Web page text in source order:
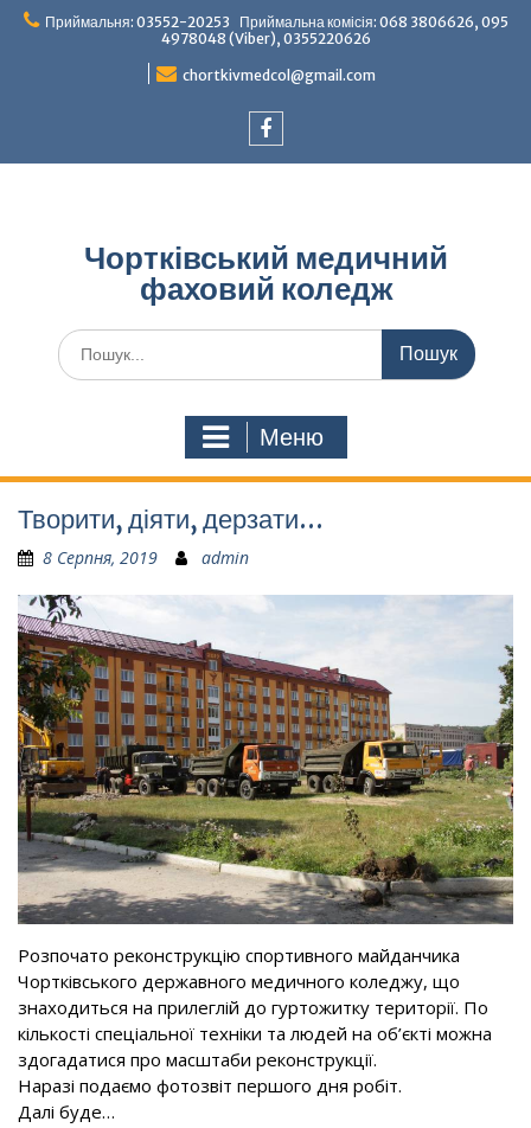
ПерейтиПриймальня: 03552-20253 Приймальна комісія: 068 3806626, 095
4978048 (Viber), 0355220626
chortkivmedcol@gmail.com
Чортківський медичний
фаховий коледж
Шукати:
Меню
Творити, діяти, дерзати…
8 Серпня, 2019 admin
Розпочато реконструкцію спортивного майданчика
Чортківського державного медичного коледжу, що
знаходиться на прилеглій до гуртожитку території. По
кількості спеціальної техніки та людей на об’єкті можна
здогадатися про масштаби реконструкції.
Наразі подаємо фотозвіт першого дня робіт.
Далі буде…